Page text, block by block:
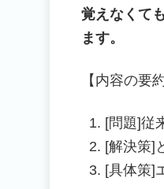
覚えなくて
ます。
【内容の要約
[問題]従
[解決策]
[具体策]